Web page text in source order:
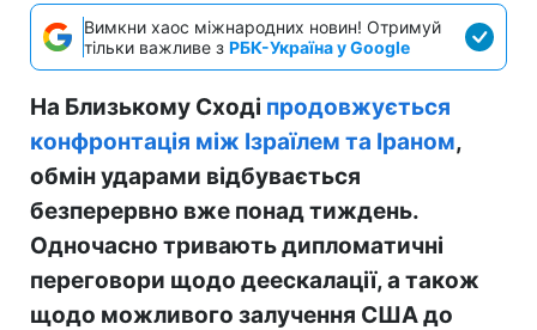
Вимкни хаос міжнародних новин! Отримуй
тільки важливе з РБК-Україна у Google
На Близькому Сході продовжується
конфронтація між Ізраїлем та Іраном,
обмін ударами відбувається
безперервно вже понад тиждень.
Одночасно тривають дипломатичні
переговори щодо деескалації, а також
щодо можливого залучення США до